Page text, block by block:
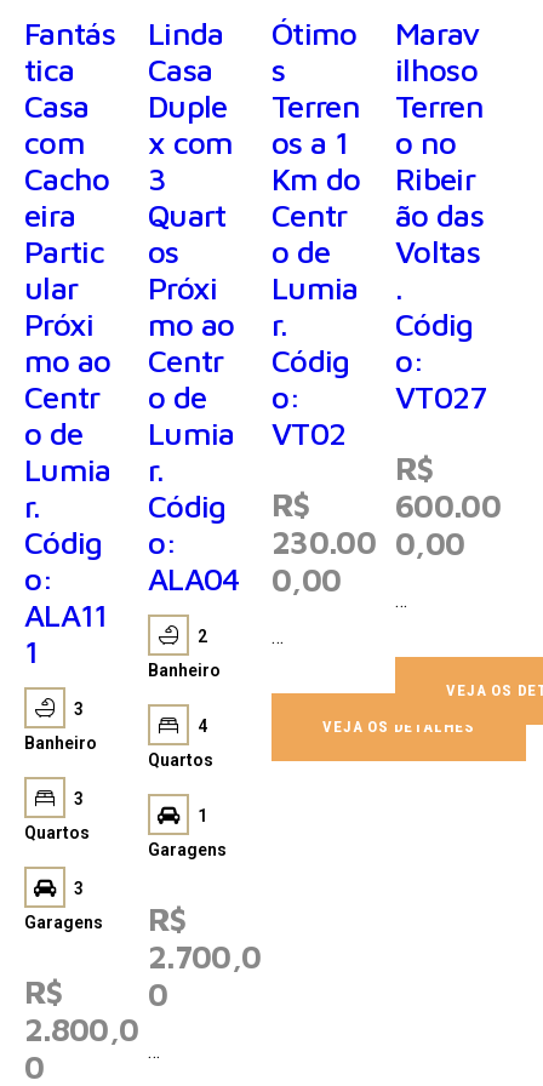
Fantás
tica
Casa
com
Cacho
eira
Partic
ular
Próxi
mo ao
Centr
o de
Lumia
r.
Códig
o:
ALA11
1
3
Banheiro
3
Quartos
3
Garagens
R$
2.800,0
0
Linda
Casa
Duple
x com
3
Quart
os
Próxi
mo ao
Centr
o de
Lumia
r.
Códig
o:
ALA04
2
Banheiro
4
Quartos
1
Garagens
R$
2.700,0
0
…
Ótimo
s
Terren
os a 1
Km do
Centr
o de
Lumia
r.
Códig
o:
VT02
R$
230.00
0,00
…
VEJA OS DETALHES
Marav
ilhoso
Terren
o no
Ribeir
ão das
Voltas
.
Códig
o:
VT027
R$
600.00
0,00
…
VEJA OS